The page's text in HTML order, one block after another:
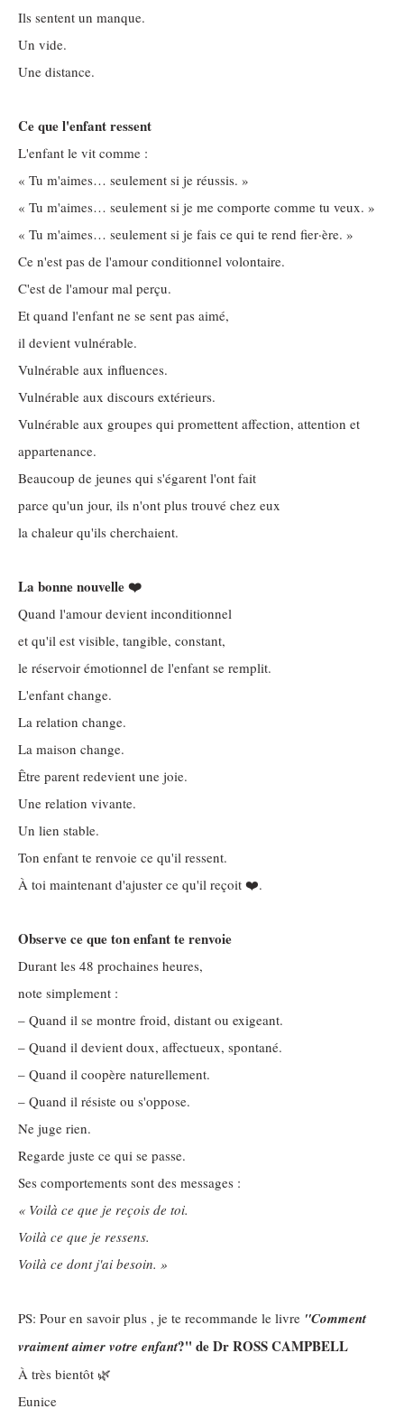
Ils sentent un manque.
Un vide.
Une distance.
Ce que l'enfant ressent
L'enfant le vit comme :
« Tu m'aimes… seulement si je réussis. »
« Tu m'aimes… seulement si je me comporte comme tu veux. »
« Tu m'aimes… seulement si je fais ce qui te rend fier·ère. »
Ce n'est pas de l'amour conditionnel volontaire.
C'est de l'amour mal perçu.
Et quand l'enfant ne se sent pas aimé,
il devient vulnérable.
Vulnérable aux influences.
Vulnérable aux discours extérieurs.
Vulnérable aux groupes qui promettent affection, attention et
appartenance.
Beaucoup de jeunes qui s'égarent l'ont fait
parce qu'un jour, ils n'ont plus trouvé chez eux
la chaleur qu'ils cherchaient.
La bonne nouvelle ❤️
Quand l'amour devient inconditionnel
et qu'il est visible, tangible, constant,
le réservoir émotionnel de l'enfant se remplit.
L'enfant change.
La relation change.
La maison change.
Être parent redevient une joie.
Une relation vivante.
Un lien stable.
Ton enfant te renvoie ce qu'il ressent.
À toi maintenant d'ajuster ce qu'il reçoit ❤️.
Observe ce que ton enfant te renvoie
Durant les 48 prochaines heures,
note simplement :
– Quand il se montre froid, distant ou exigeant.
– Quand il devient doux, affectueux, spontané.
– Quand il coopère naturellement.
– Quand il résiste ou s'oppose.
Ne juge rien.
Regarde juste ce qui se passe.
Ses comportements sont des messages :
« Voilà ce que je reçois de toi.
Voilà ce que je ressens.
Voilà ce dont j'ai besoin. »
PS: Pour en savoir plus , je te recommande le livre ''Comment
vraiment aimer votre enfant?'' de Dr ROSS CAMPBELL
À très bientôt 🌿
Eunice